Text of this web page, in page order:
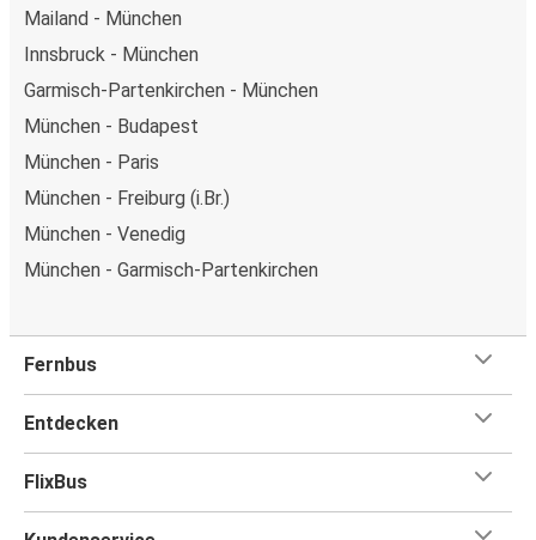
Mailand - München
Innsbruck - München
Garmisch-Partenkirchen - München
München - Budapest
München - Paris
München - Freiburg (i.Br.)
München - Venedig
München - Garmisch-Partenkirchen
Fernbus
Entdecken
FlixBus